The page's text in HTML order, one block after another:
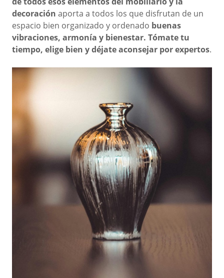
decoración aporta a todos los que disfrutan de un
espacio bien organizado y ordenado buenas
vibraciones, armonía y bienestar. Tómate tu
tiempo, elige bien y déjate aconsejar por expertos.